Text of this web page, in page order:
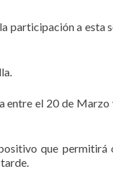
participación a esta
entre el 20 de Marzo
que permitirá